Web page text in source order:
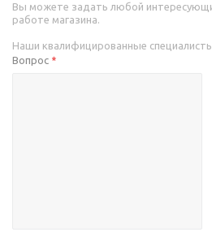
Вы можете задать любой
работе магазина.
Наши квалифицированные
Вопрос *